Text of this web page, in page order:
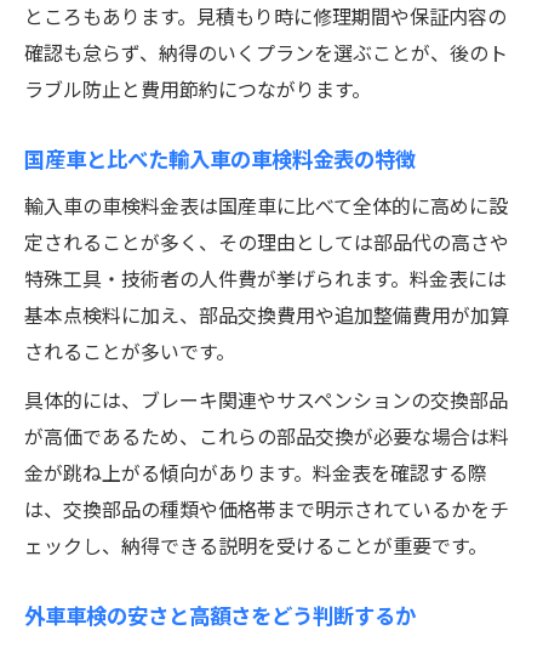
ところもあります。見積もり時に修理期間や保証内容の
確認も怠らず、納得のいくプランを選ぶことが、後のト
ラブル防止と費用節約につながります。
国産車と比べた輸入車の車検料金表の特徴
輸入車の車検料金表は国産車に比べて全体的に高めに設
定されることが多く、その理由としては部品代の高さや
特殊工具・技術者の人件費が挙げられます。料金表には
基本点検料に加え、部品交換費用や追加整備費用が加算
されることが多いです。
具体的には、ブレーキ関連やサスペンションの交換部品
が高価であるため、これらの部品交換が必要な場合は料
金が跳ね上がる傾向があります。料金表を確認する際
は、交換部品の種類や価格帯まで明示されているかをチ
ェックし、納得できる説明を受けることが重要です。
外車車検の安さと高額さをどう判断するか